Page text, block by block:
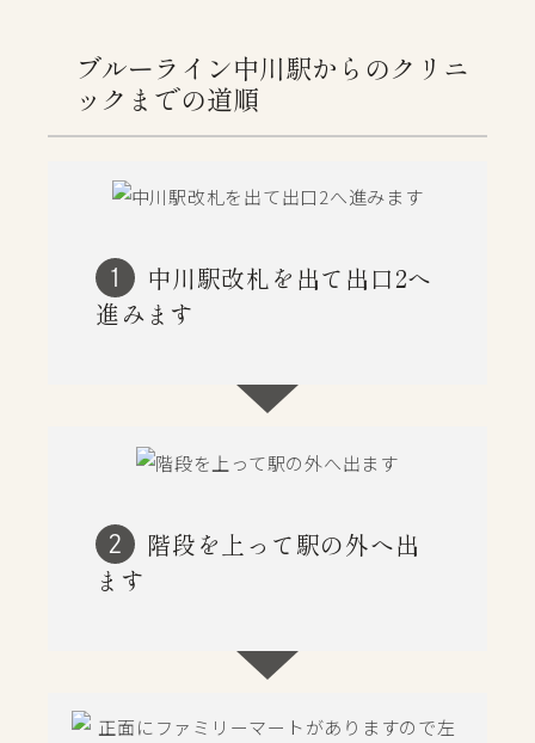
ブルーライン中川駅からのクリニ
ックまでの道順
1
中川駅改札を出て出口2へ
進みます
2
階段を上って駅の外へ出
ます